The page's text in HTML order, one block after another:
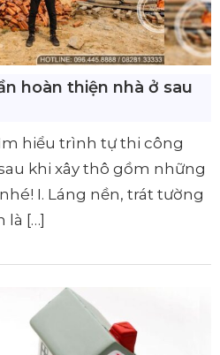
hoàn thiện nhà ở sau
hiểu trình tự thi công
khi xây thô gồm những
I. Láng nền, trát tường
là […]